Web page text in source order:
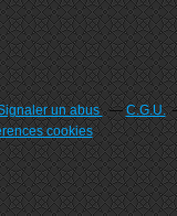
un abus C.G.U.
cookies